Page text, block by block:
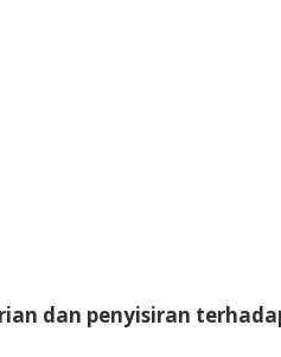
dan penyisiran